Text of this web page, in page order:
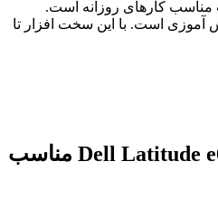
کارهای روزانه است.
است. با این سخت افزار تا
لپ تاپ استوک Dell Latitude e6440 مناسب